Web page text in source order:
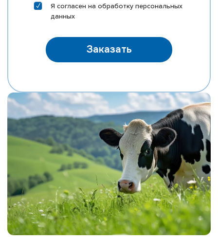
Я согласен на обработку персональных
данных
Заказать